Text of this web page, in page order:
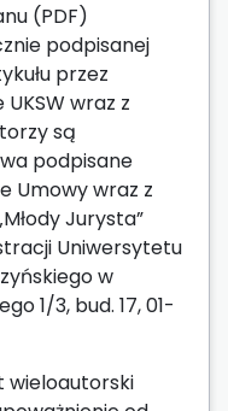
(PDF)
podpisanej
przez
wraz z
są
podpisane
Umowy wraz z
Jurysta”
Uniwersytetu
w
1/3, bud. 17, 01-
wieloautorski